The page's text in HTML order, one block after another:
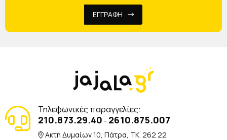
ΕΓΓΡΑΦΗ
Τηλεφωνικές παραγγελίες:
210.873.29.40 - 2610.875.007
Ακτή Δυμαίων 10, Πάτρα, TK. 262 22